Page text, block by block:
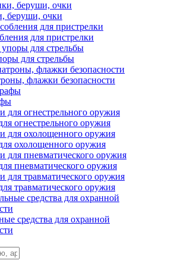
беруши, очки
для пристрелки
для стрельбы
флажки безопасности
огнестрельного оружия
охолощенного оружия
пневматического оружия
травматического оружия
средства для охранной